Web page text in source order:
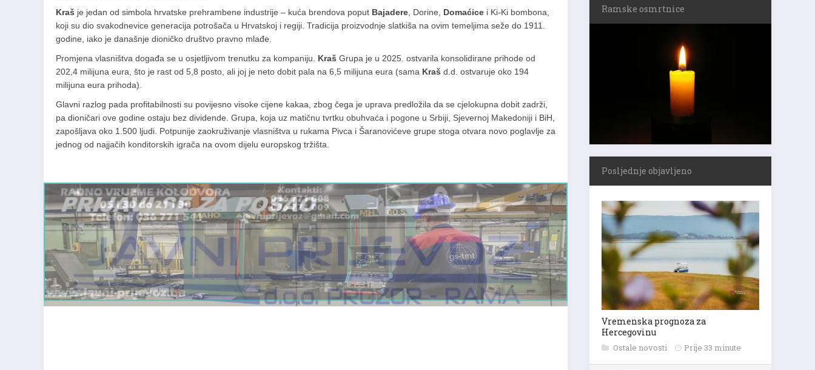
Kraš je jedan od simbola hrvatske prehrambene industrije – kuća brendova poput Bajadere , Dorine, Domaćice i Ki-Ki bombona,
koji su dio svakodnevice generacija potrošača u Hrvatskoj i regiji. Tradicija proizvodnje slatkiša na ovim temeljima seže do 1911.
godine, iako je današnje dioničko društvo pravno mlađe.
Promjena vlasništva događa se u osjetljivom trenutku za kompaniju. Kraš Grupa je u 2025. ostvarila konsolidirane prihode od
202,4 milijuna eura, što je rast od 5,8 posto, ali joj je neto dobit pala na 6,5 milijuna eura (sama Kraš d.d. ostvaruje oko 194
milijuna eura prihoda).
Glavni razlog pada profitabilnosti su povijesno visoke cijene kakaa, zbog čega je uprava predložila da se cjelokupna dobit zadrži,
pa dioničari ove godine ostaju bez dividende. Grupa, koja uz matičnu tvrtku obuhvaća i pogone u Srbiji, Sjevernoj Makedoniji i BiH,
zapošljava oko 1.500 ljudi. Potpunije zaokruživanje vlasništva u rukama Pivca i Šaranovićeve grupe stoga otvara novo poglavlje za
jednog od najjačih konditorskih igrača na ovom dijelu europskog tržišta.
Ramske osmrtnice
Posljednje objavljeno
Vremenska prognoza za
Hercegovinu
Ostale novosti Prije 33 minute